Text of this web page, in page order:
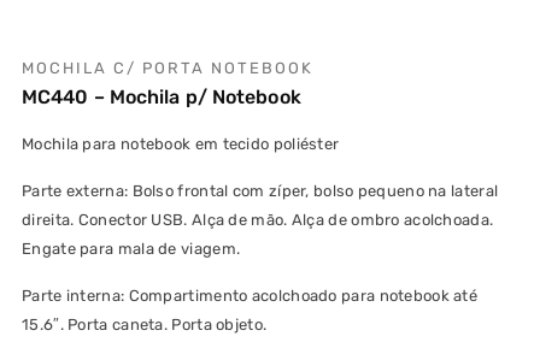
MOCHILA C/ PORTA NOTEBOOK
MC440 – Mochila p/ Notebook
Mochila para notebook em tecido poliéster
Parte externa: Bolso frontal com zíper, bolso pequeno na lateral
direita. Conector USB. Alça de mão. Alça de ombro acolchoada.
Engate para mala de viagem.
Parte interna: Compartimento acolchoado para notebook até
15.6″. Porta caneta. Porta objeto.